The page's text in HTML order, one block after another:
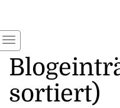
sortiert)